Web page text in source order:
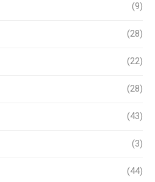
(9)
(28)
(22)
(28)
(43)
(3)
(44)